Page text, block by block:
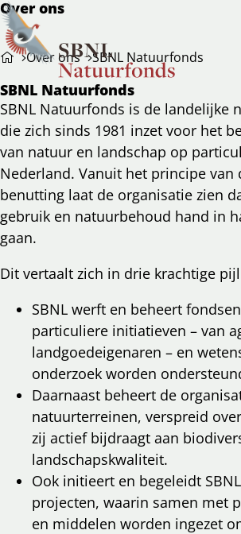
Over ons
Over ons SBNL Natuurfonds
SBNL Natuurfonds
SBNL Natuurfonds is de landelijke
die zich sinds 1981 inzet voor het
van natuur en landschap op
Nederland. Vanuit het principe van
benutting laat de organisatie zien
gebruik en natuurbehoud hand in
gaan.
Dit vertaalt zich in drie krachtige
SBNL werft en beheert
particuliere initiatieven – van
landgoedeigenaren – en
onderzoek worden
Daarnaast beheert de
natuurterreinen, verspreid
zij actief bijdraagt aan
landschapskwaliteit.
Ook initieert en begeleidt
projecten, waarin samen met
en middelen worden ingezet